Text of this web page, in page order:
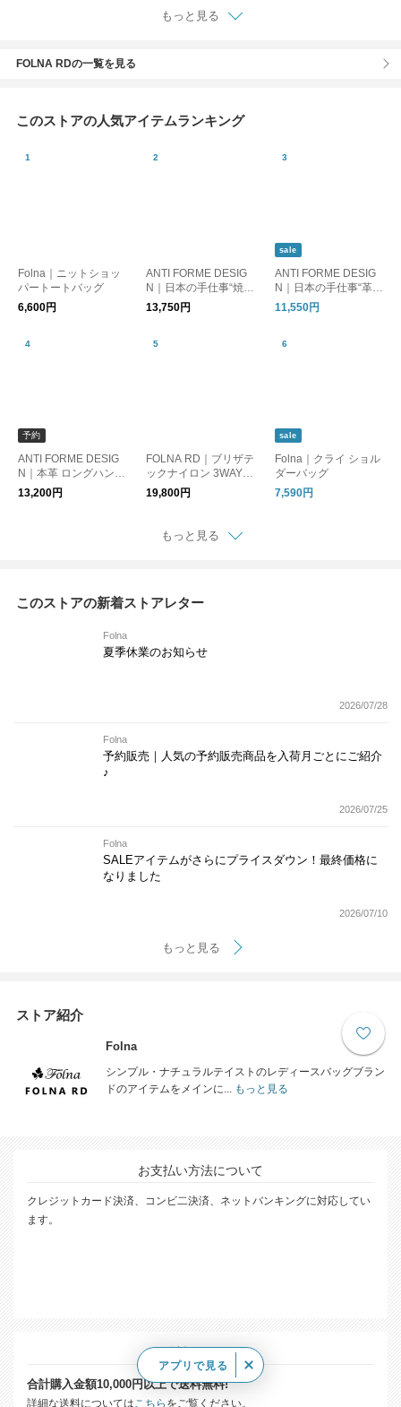
ダーバッグ プレゼン
ト ギフト
もっと見る
FOLNA RDの一覧を見る
このストアの人気アイテムランキング
Folna｜ニットショッ
パートートバッグ
6,600円
ANTI FORME DESIG
N｜日本の手仕事“焼き
箔“レザー スマートL
ファスナー長財布
13,750円
sale
ANTI FORME DESIG
N｜日本の手仕事“革友
禅”チェック柄 本革が
ま口長財布
11,550円
予約
ANTI FORME DESIG
N｜本革 ロングハンド
ル・横長シルエット
レザーボストンバッグ
13,200円
FOLNA RD｜ブリザテ
ックナイロン 3WAYシ
ョルダーバッグ
19,800円
sale
Folna｜クライ ショル
ダーバッグ
7,590円
もっと見る
このストアの新着ストアレター
Folna
夏季休業のお知らせ
2026/07/28
Folna
予約販売｜人気の予約販売商品を入荷月ごとにご紹介
♪
2026/07/25
Folna
SALEアイテムがさらにプライスダウン！最終価格に
なりました
2026/07/10
もっと見る
ストア紹介
Folna
シンプル・ナチュラルテイストのレディースバッグブラン
ドのアイテムをメインに...
もっと見る
お支払い方法について
クレジットカード決済、コンビ二決済、ネットバンキングに対応してい
ます。
送料について
合計購入金額10,000円以上で送料無料!
詳細な送料についてはこちら をご覧ください。
アプリで見る